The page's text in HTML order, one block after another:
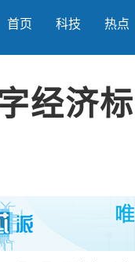
首页 科技 热点
经济